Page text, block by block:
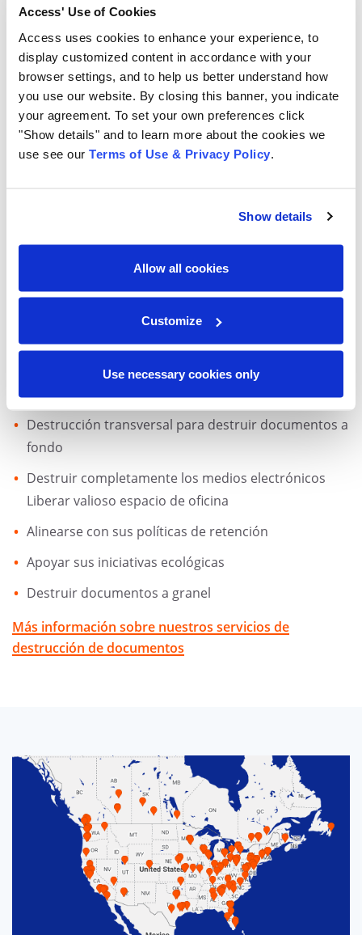
Access' Use of Cookies
Access uses cookies to enhance your experience, to
display customized content in accordance with your
browser settings, and to help us better understand how
you use our website. By closing this banner, you indicate
your agreement. To set your own preferences click
"Show details" and to learn more about the cookies we
use see our Terms of Use & Privacy Policy
Show details
Allow all cookies
Customize
Use necessary cookies only
Requiere una solución de destrucción de documentos
que le garantice seguridad ycumpla con las
normativas.
Access ofrece destrucción de documentos en sus
información confidencial de caer en malas manos. Por
eso, nos esforzamos al máximo para garantizar que
todos los documentos se destruyan de forma segura
Nuestros servicios seguros de destrucción de
documentos le permiten:
Destrucción transversal para destruir documentos a
fondo
Destruir completamente los medios electrónicos
Liberar valioso espacio de oficina
Alinearse con sus políticas de retención
Apoyar sus iniciativas ecológicas
Destruir documentos a granel
Más información sobre nuestros servicios de
destrucción de documentos